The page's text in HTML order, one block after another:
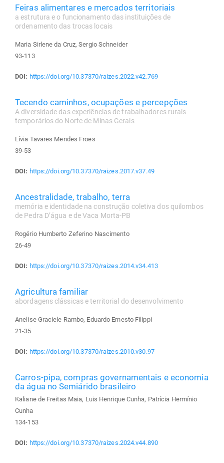
Feiras alimentares e mercados territoriais
a estrutura e o funcionamento das instituições de
ordenamento das trocas locais
Maria Sirlene da Cruz, Sergio Schneider
93-113
DOI: https://doi.org/10.37370/raizes.2022.v42.769
Tecendo caminhos, ocupações e percepções
A diversidade das experiências de trabalhadores rurais
temporários do Norte de Minas Gerais
Lívia Tavares Mendes Froes
39-53
DOI: https://doi.org/10.37370/raizes.2017.v37.49
Ancestralidade, trabalho, terra
memória e identidade na construção coletiva dos quilombos
de Pedra D’água e de Vaca Morta-PB
Rogério Humberto Zeferino Nascimento
26-49
DOI: https://doi.org/10.37370/raizes.2014.v34.413
Agricultura familiar
abordagens clássicas e territorial do desenvolvimento
Anelise Graciele Rambo, Eduardo Ernesto Filippi
21-35
DOI: https://doi.org/10.37370/raizes.2010.v30.97
Carros-pipa, compras governamentais e economia
da água no Semiárido brasileiro
Kaliane de Freitas Maia, Luis Henrique Cunha, Patrícia Hermínio
Cunha
134-153
DOI: https://doi.org/10.37370/raizes.2024.v44.890